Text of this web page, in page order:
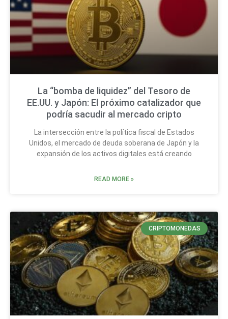
La “bomba de liquidez” del Tesoro de
EE.UU. y Japón: El próximo catalizador que
podría sacudir al mercado cripto
La intersección entre la política fiscal de Estados
Unidos, el mercado de deuda soberana de Japón y la
expansión de los activos digitales está creando
READ MORE »
CRIPTOMONEDAS